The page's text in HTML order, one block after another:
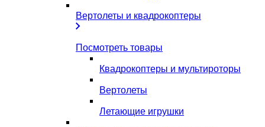
Вертолеты и квадрокоптеры
Посмотреть товары
Квадрокоптеры и мультироторы
Вертолеты
Летающие игрушки